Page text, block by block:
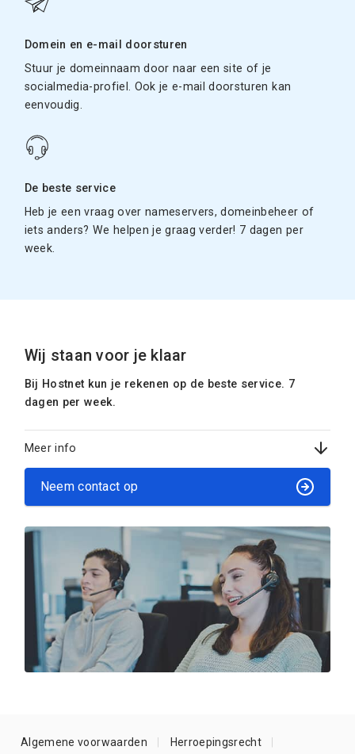
Domein en e-mail doorsturen
Stuur je domeinnaam door naar een site of je
socialmedia-profiel. Ook je e-mail doorsturen kan
eenvoudig.
De beste service
Heb je een vraag over nameservers, domeinbeheer of
iets anders? We helpen je graag verder! 7 dagen per
week.
Wij staan voor je klaar
Bij Hostnet kun je rekenen op de beste service. 7
dagen per week.
Meer info
Neem contact op
Algemene voorwaarden Herroepingsrecht